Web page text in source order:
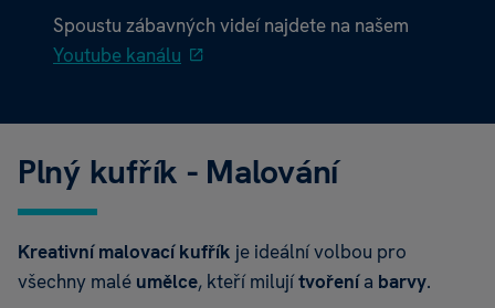
Spoustu zábavných videí najdete na našem
Youtube kanálu
Plný kufřík - Malování
Kreativní malovací kufřík je ideální volbou pro
všechny malé umělce, kteří milujítvořenía barvy.